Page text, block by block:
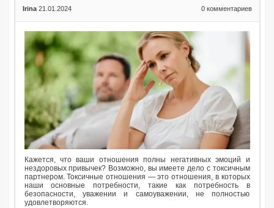
Irina 21.01.2024 0комментариев
Кажется, что ваши отношения полны негативных эмоций и
нездоровых привычек? Возможно, вы имеете дело с токсичным
партнером. Токсичные отношения — это отношения, в которых
наши основные потребности, такие как потребность в
безопасности, уважении и самоуважении, не полностью
удовлетворяются.